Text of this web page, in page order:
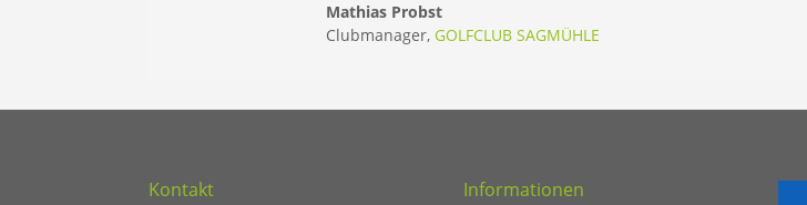
Mathias Probst
Clubmanager, GOLFCLUB SAGMÜHLE
Kontakt Informationen